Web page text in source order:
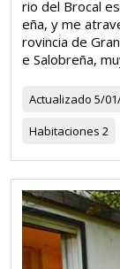
rio del Brocal
eña, y me
rovincia de
e Salobreña,
Actualizado 5/
Habitaciones 2